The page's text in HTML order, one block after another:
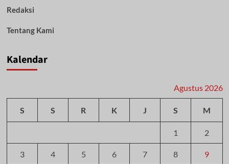
Redaksi
Tentang Kami
Kalendar
Agustus 2026
S S R K J S M
1 2
3 4 5 6 7 8 9